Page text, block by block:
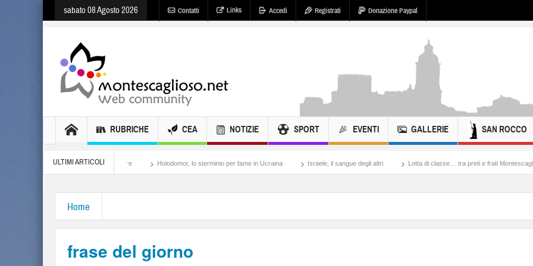
sabato 08 Agosto 2026 Contatti Links Accedi Registrati Donazione Paypal
RUBRICHE CEA NOTIZIE SPORT EVENTI GALLERIE SAN ROCCO
ULTIMI ARTICOLI
Meloni, il lamento al potere Holodomor, lo sterminio per fame in Ucraina Israele, il sangue degli altri Lotta di classe… tra preti e frati Montescaglioso
Home
frase del giorno